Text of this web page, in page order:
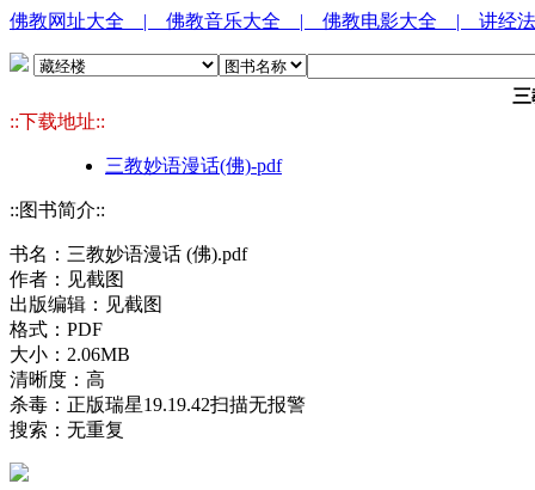
佛教网址大全 | 佛教音乐大全 | 佛教电影大全 | 讲经
::下载地址::
三教妙语漫话(佛)-pdf
::图书简介::
书名：三教妙语漫话 (佛).pdf
作者：见截图
出版编辑：见截图
格式：PDF
大小：2.06MB
清晰度：高
杀毒：正版瑞星19.19.42扫描无报警
搜索：无重复